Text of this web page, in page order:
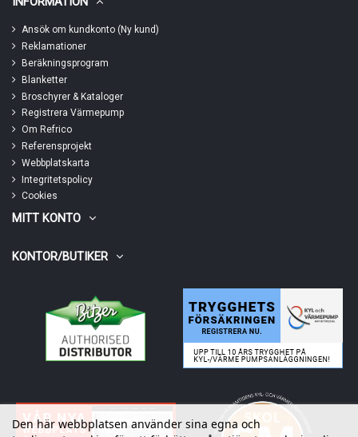
Ansök om kundkonto (Ny kund)
Reklamationer
Beräkningsprogram
Blanketter
Broschyrer & Kataloger
Registrera Värmepump
Om Refrico
Referensprojekt
Webbplatskarta
Integritetspolicy
Cookies
MITT KONTO
KONTOR/BUTIKER
Den här webbplatsen använder sina egna och